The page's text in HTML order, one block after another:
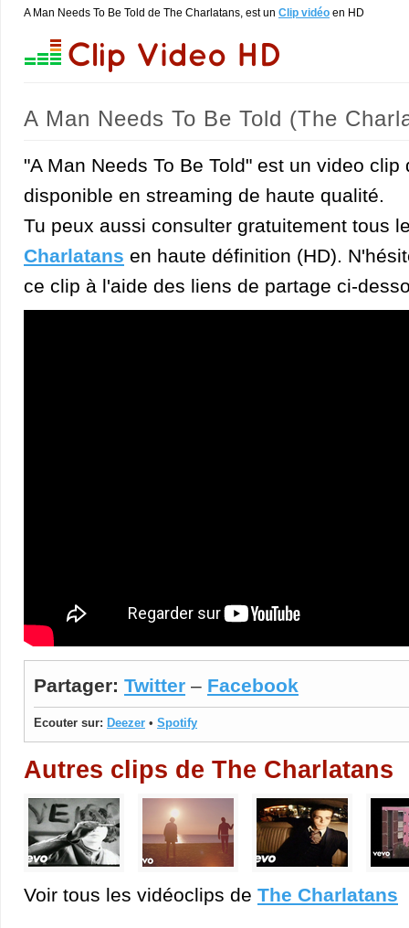
A Man Needs To Be Told de The Charlatans, est un Clip vidéo en HD
A Man Needs To Be Told (The
"A Man Needs To Be Told" est un video clip
disponible en streaming de haute qualité.
Tu peux aussi consulter gratuitement tous
Charlatans en haute définition (HD).
ce clip à l'aide des liens de partage ci-
Partager: Twitter – Facebook
Ecouter sur: Deezer • Spotify
Autres clips de The Charlatans
Voir tous les vidéoclips de The Charlatans